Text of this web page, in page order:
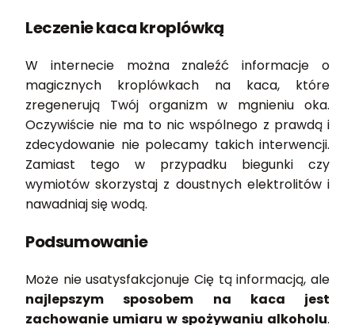
Leczenie kaca kroplówką
W internecie można znaleźć informacje o
magicznych kroplówkach na kaca, które
zregenerują Twój organizm w mgnieniu oka.
Oczywiście nie ma to nic wspólnego z prawdą i
zdecydowanie nie polecamy takich interwencji.
Zamiast tego w przypadku biegunki czy
wymiotów skorzystaj z doustnych elektrolitów i
nawadniaj się wodą.
Podsumowanie
Może nie usatysfakcjonuje Cię tą informacją, ale
najlepszym sposobem na kaca jest
zachowanie umiaru w spożywaniu alkoholu.